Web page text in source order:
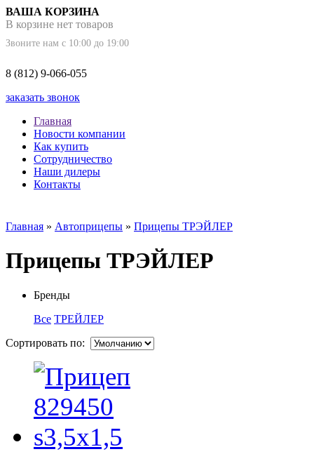
ВАША КОРЗИНА
В корзине нет товаров
Звоните нам с 10:00 до 19:00
8 (812) 9-066-055
заказать звонок
Главная
Новости компании
Как купить
Сотрудничество
Наши дилеры
Контакты
Главная » Автоприцепы » Прицепы ТРЭЙЛЕР
Прицепы ТРЭЙЛЕР
Бренды
Все ТРЕЙЛЕР
Сортировать по: